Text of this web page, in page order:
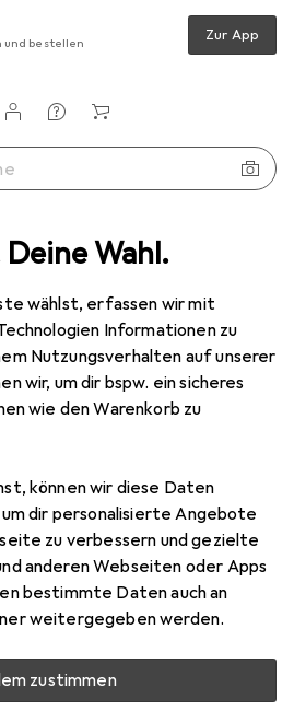
Wahl.
wählst, erfassen wir mit
Informationen zu
Nutzungsverhalten auf unserer
wir, um dir bspw. ein sicheres
wie den Warenkorb zu
können wir diese Daten
dir personalisierte Angebote
zu verbessern und gezielte
anderen Webseiten oder Apps
bestimmte Daten auch an
weitergegeben werden.
zustimmen
bestellen Zur App
anzeigen
Marke gefällt mir